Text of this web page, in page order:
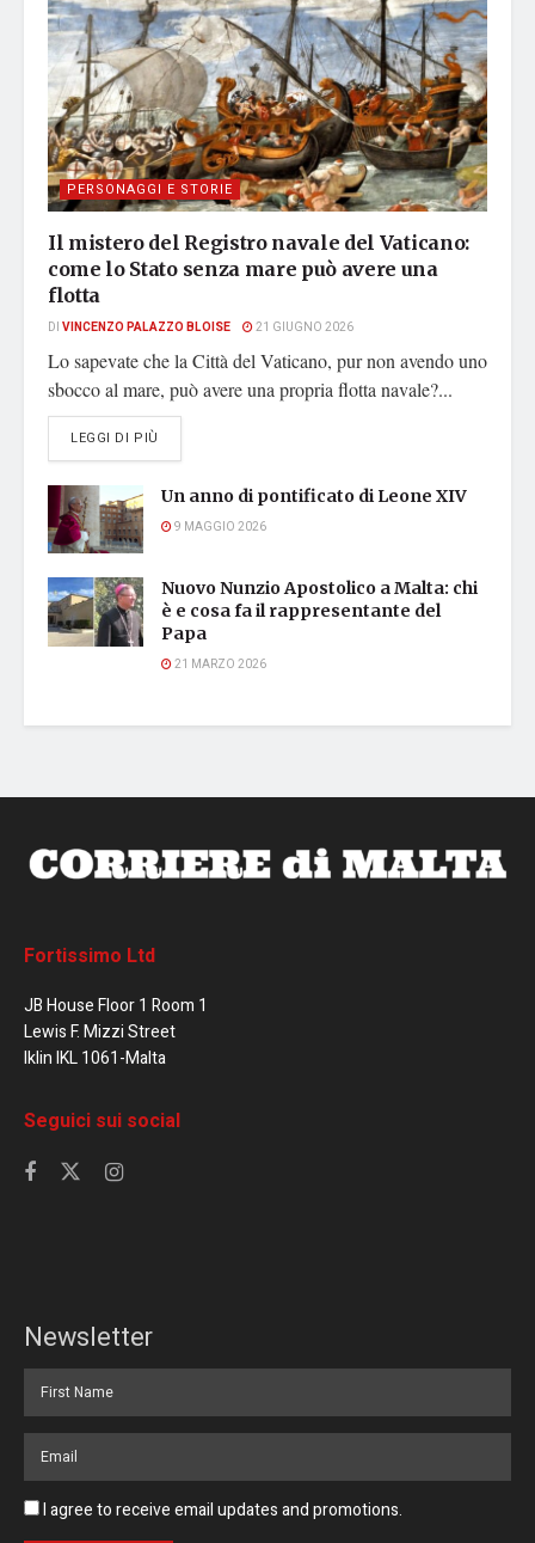
PERSONAGGI E STORIE
Il mistero del Registro navale del Vaticano:
come lo Stato senza mare può avere una
flotta
DI VINCENZO PALAZZO BLOISE 21 GIUGNO 2026
Lo sapevate che la Città del Vaticano, pur non avendo uno
sbocco al mare, può avere una propria flotta navale?...
LEGGI DI PIÙ
Un anno di pontificato di Leone XIV
9 MAGGIO 2026
Nuovo Nunzio Apostolico a Malta: chi
è e cosa fa il rappresentante del
Papa
21 MARZO 2026
Fortissimo Ltd
JB House Floor 1 Room 1
Lewis F. Mizzi Street
Iklin IKL 1061-Malta
Seguici sui social
Newsletter
I agree to receive email updates and promotions.